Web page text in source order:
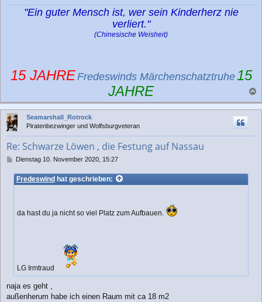
"Ein guter Mensch ist, wer sein Kinderherz nie
verliert."
(Chinesische Weisheit)
15 JAHREFredeswinds Märchenschatztruhe 15
JAHRE
a
c
Seamarshall_Rotrock
Piratenbezwinger und Wolfsburgveteran
Re: Schwarze Löwen , die Festung auf Nassau
B
i
t
Dienstag 10. November 2020, 15:27
Fredeswind hat geschrieben:
da hast du ja nicht so viel Platz zum Aufbauen.
LG Irmtraud
naja es geht ,
außenherum habe ich einen Raum mit ca 18 m2